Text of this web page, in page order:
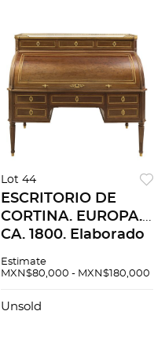
Lot 44
ESCRITORIO DE
CORTINA. EUROPA.
CA. 1800. Elaborado
enchapada con
metal dorado y
Estimate
MXN$80,000 - MXN$180,000
Unsold